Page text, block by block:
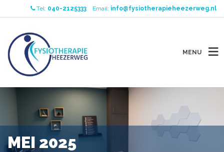
Tel: 040-2125333 Email: info@fysiotherapieheezerweg.nl
MENU
MEI 2025